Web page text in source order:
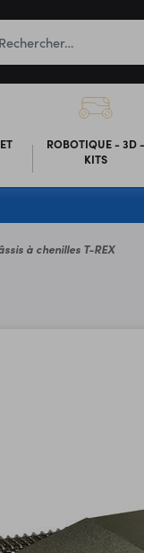
ROBOTIQUE - 3D -
KITS
à chenilles T-REX